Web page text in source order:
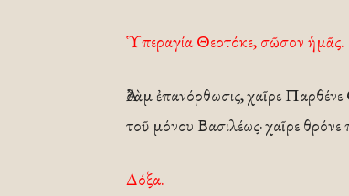
Ὑπεραγία Θεοτόκε, σῶσον ἡμᾶς.
Ἀδὰμ ἐπανόρθωσις, χαῖρε
τοῦ μόνου Βασιλέως· χαῖρε
Δόξα.